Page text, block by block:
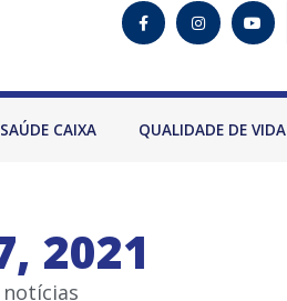
SAÚDE CAIXA QUALIDADE DE VIDA
2021
notícias